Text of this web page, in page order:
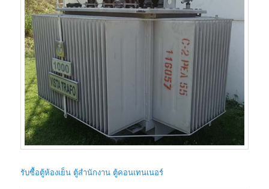
รับซื้อตู้ห้องเย็น ตู้สำนักงาน ตู้คอนเทนเนอร์